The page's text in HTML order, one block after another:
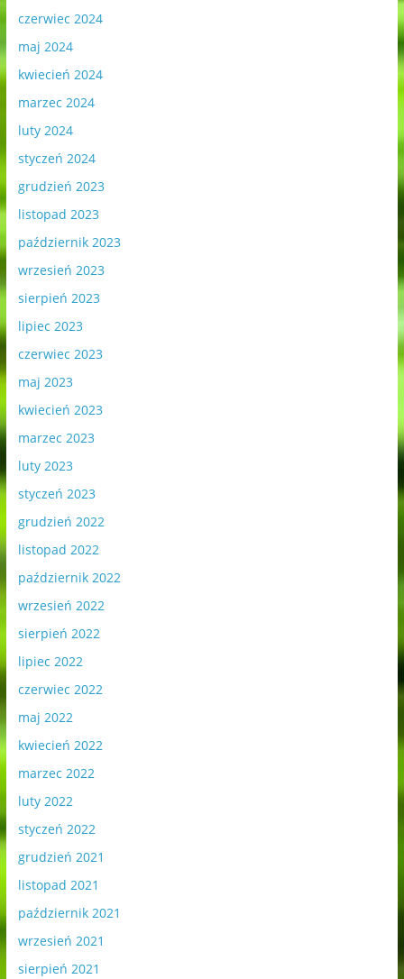
czerwiec 2024
maj 2024
kwiecień 2024
marzec 2024
luty 2024
styczeń 2024
grudzień 2023
listopad 2023
październik 2023
wrzesień 2023
sierpień 2023
lipiec 2023
czerwiec 2023
maj 2023
kwiecień 2023
marzec 2023
luty 2023
styczeń 2023
grudzień 2022
listopad 2022
październik 2022
wrzesień 2022
sierpień 2022
lipiec 2022
czerwiec 2022
maj 2022
kwiecień 2022
marzec 2022
luty 2022
styczeń 2022
grudzień 2021
listopad 2021
październik 2021
wrzesień 2021
sierpień 2021